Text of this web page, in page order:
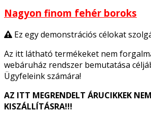
Nagyon finom fehér boroks
Ez egy demonstrációs célokat
Az itt látható termékeket nem
webáruház rendszer bemutatása
Ügyfeleink számára!
AZ ITT MEGRENDELT ÁRUCIKKEK
KISZÁLLÍTÁSRA!!!